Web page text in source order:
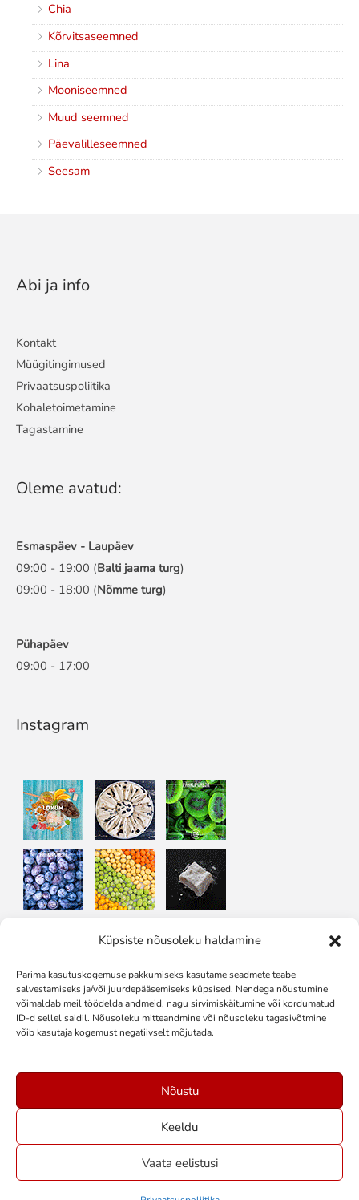
Küpsiste nõusoleku haldamine
Parima kasutuskogemuse pakkumiseks kasutame seadmete teabe
salvestamiseks ja/või juurdepääsemiseks küpsised. Nendega nõustumine
võimaldab meil töödelda andmeid, nagu sirvimiskäitumine või kordumatud
ID-d sellel saidil. Nõusoleku mitteandmine või nõusoleku tagasivõtmine
võib kasutaja kogemust negatiivselt mõjutada.
Nõustu
Keeldu
Vaata eelistusi
Chia
Kõrvitsaseemned
Lina
Mooniseemned
Muud seemned
Päevalilleseemned
Seesam
Abi ja info
Kontakt
Müügitingimused
Privaatsuspoliitika
Kohaletoimetamine
Tagastamine
Oleme avatud:
Esmaspäev - Laupäev
09:00 - 19:00 (Balti jaama turg)
09:00 - 18:00 (Nõmme turg)
Pühapäev
09:00 - 17:00
Instagram
Jälgi meid sotsiaalmeedias